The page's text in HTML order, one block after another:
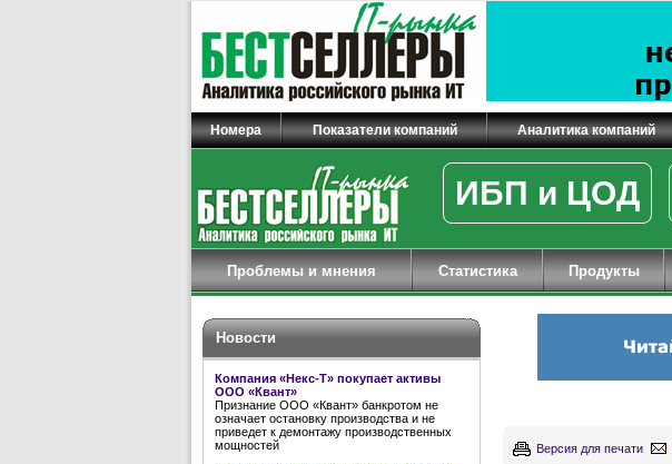
Номера Показатели компаний Аналитика компаний
ИБП и ЦОД
Проблемы и мнения Статистика Продукты
Новости
Компания «Некс-Т» покупает активы
ООО «Квант»
Признание ООО «Квант» банкротом не
означает остановку производства и не
приведет к демонтажу производственных
мощностей
Версия для печати